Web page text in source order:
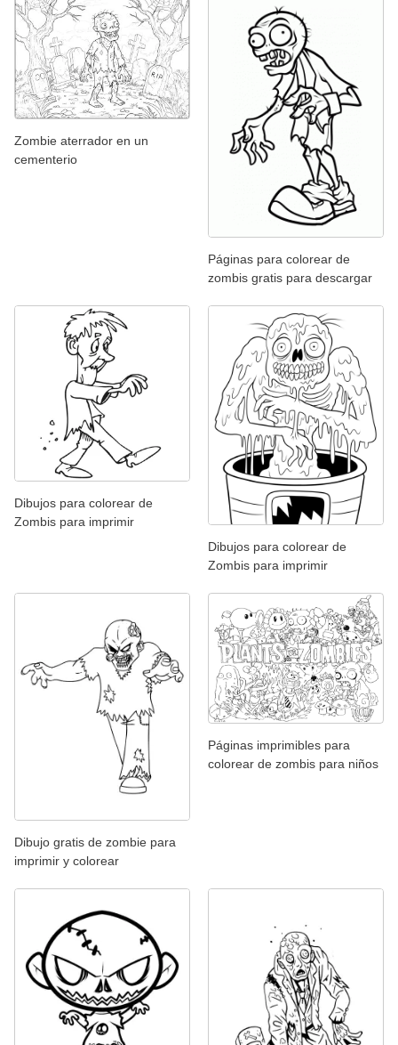
Zombie aterrador en un
cementerio
Páginas para colorear de
zombis gratis para descargar
Dibujos para colorear de
Zombis para imprimir
Dibujos para colorear de
Zombis para imprimir
Dibujo gratis de zombie para
imprimir y colorear
Páginas imprimibles para
colorear de zombis para niños